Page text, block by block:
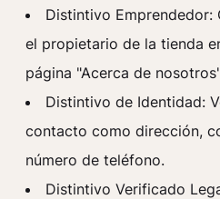
Distintivo
el propietario de la tienda
página "Acerca de
Distintivo de Identidad:
contacto como dirección,
número de teléfono.
Distintivo Verificado